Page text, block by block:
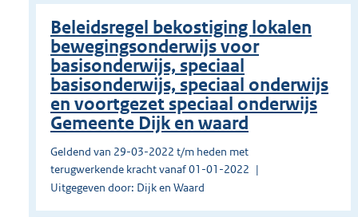
Beleidsregel bekostiging lokalen
bewegingsonderwijs voor
basisonderwijs, speciaal
basisonderwijs, speciaal onderwijs
en voortgezet speciaal onderwijs
Gemeente Dijk en waard
Geldend van 29-03-2022 t/m heden met
terugwerkende kracht vanaf 01-01-2022
Uitgegeven door: Dijk en Waard